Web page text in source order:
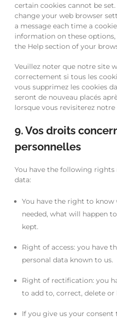
certain cookies cannot be
change your web browser
a message each time a
information on these
the Help section of your
Veuillez noter que notre site
correctement si tous les
vous supprimez les cookies
seront de nouveau placés
lorsque vous revisiterez notre
9. Vos droits
personnelles
You have the following
data:
You have the right to know
needed, what will happen
kept.
Right of access: you have
personal data known to us.
Right of rectification: you
to add to, correct, delete
If you give us your consent